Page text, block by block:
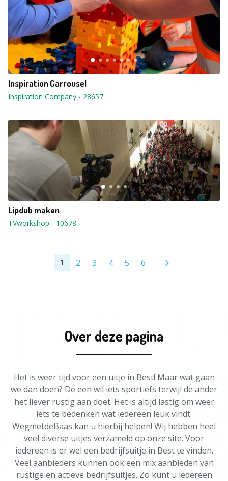
Inspiration Carrousel
Inspiration Company - 28657
Lipdub maken
TVworkshop - 10678
1 2 3 4 5 6
Over deze pagina
Het is weer tijd voor een uitje in Best! Maar wat gaan
we dan doen? De een wil iets sportiefs terwijl de ander
het liever rustig aan doet. Het is altijd lastig om weer
iets te bedenken wat iedereen leuk vindt.
WegmetdeBaas kan u hierbij helpen! Wij hebben heel
veel diverse uitjes verzameld op onze site. Voor
iedereen is er wel een bedrijfsuitje in Best te vinden.
Veel aanbieders kunnen ook een mix aanbieden van
rustige en actieve bedrijfsuitjes. Zo kunt u iedereen